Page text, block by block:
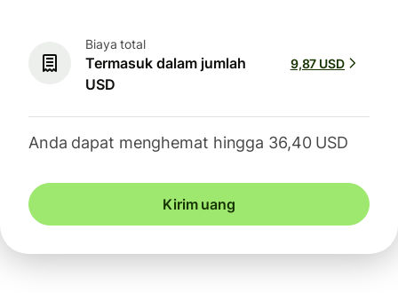
Biaya total
Termasuk dalam jumlah
USD
9,87 USD
Anda dapat menghemat hingga 36,40 USD
Kirim uang